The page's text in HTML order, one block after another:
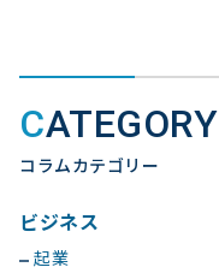
CATEGORY
コラムカテゴリー
ビジネス
起業